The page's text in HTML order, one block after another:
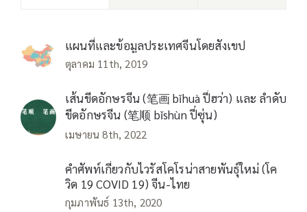
แผนที่และข้อมูลประเทศจีนโดยสังเขป
ตุลาคม 11th, 2019
เส้นขีดอักษรจีน (笔画 bǐhuà ปี่ฮว่า) และ ลำดับ
ขีดอักษรจีน (笔顺 bǐshùn ปี่ซุ่น)
เมษายน 8th, 2022
คำศัพท์เกี่ยวกับไวรัสโคโรน่าสายพันธุ์ใหม่ (โค
วิด 19 COVID 19) จีน-ไทย
กุมภาพันธ์ 13th, 2020